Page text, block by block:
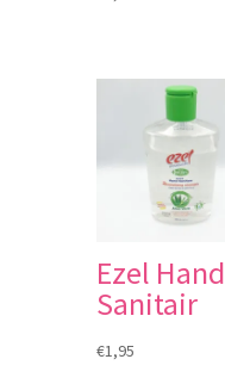
Ezel Hand
Sanitair
€1,95